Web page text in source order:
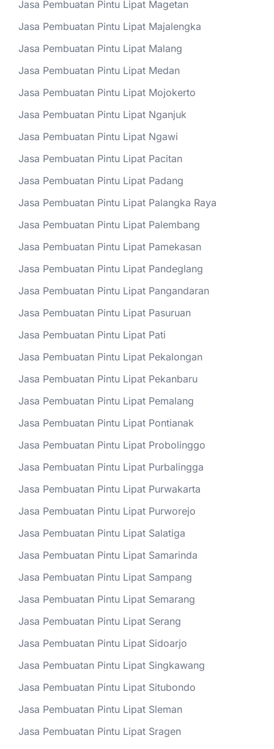
Jasa Pembuatan Pintu Lipat Magetan
Jasa Pembuatan Pintu Lipat Majalengka
Jasa Pembuatan Pintu Lipat Malang
Jasa Pembuatan Pintu Lipat Medan
Jasa Pembuatan Pintu Lipat Mojokerto
Jasa Pembuatan Pintu Lipat Nganjuk
Jasa Pembuatan Pintu Lipat Ngawi
Jasa Pembuatan Pintu Lipat Pacitan
Jasa Pembuatan Pintu Lipat Padang
Jasa Pembuatan Pintu Lipat Palangka Raya
Jasa Pembuatan Pintu Lipat Palembang
Jasa Pembuatan Pintu Lipat Pamekasan
Jasa Pembuatan Pintu Lipat Pandeglang
Jasa Pembuatan Pintu Lipat Pangandaran
Jasa Pembuatan Pintu Lipat Pasuruan
Jasa Pembuatan Pintu Lipat Pati
Jasa Pembuatan Pintu Lipat Pekalongan
Jasa Pembuatan Pintu Lipat Pekanbaru
Jasa Pembuatan Pintu Lipat Pemalang
Jasa Pembuatan Pintu Lipat Pontianak
Jasa Pembuatan Pintu Lipat Probolinggo
Jasa Pembuatan Pintu Lipat Purbalingga
Jasa Pembuatan Pintu Lipat Purwakarta
Jasa Pembuatan Pintu Lipat Purworejo
Jasa Pembuatan Pintu Lipat Salatiga
Jasa Pembuatan Pintu Lipat Samarinda
Jasa Pembuatan Pintu Lipat Sampang
Jasa Pembuatan Pintu Lipat Semarang
Jasa Pembuatan Pintu Lipat Serang
Jasa Pembuatan Pintu Lipat Sidoarjo
Jasa Pembuatan Pintu Lipat Singkawang
Jasa Pembuatan Pintu Lipat Situbondo
Jasa Pembuatan Pintu Lipat Sleman
Jasa Pembuatan Pintu Lipat Sragen